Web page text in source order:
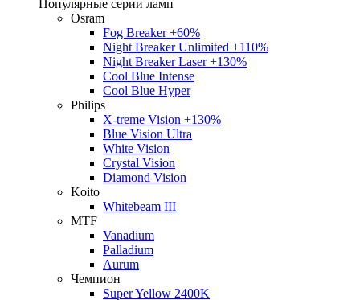
Популярные серии ламп
Osram
Fog Breaker +60%
Night Breaker Unlimited +110%
Night Breaker Laser +130%
Cool Blue Intense
Cool Blue Hyper
Philips
X-treme Vision +130%
Blue Vision Ultra
White Vision
Crystal Vision
Diamond Vision
Koito
Whitebeam III
MTF
Vanadium
Palladium
Aurum
Чемпион
Super Yellow 2400K